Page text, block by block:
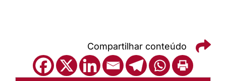
Compartilhar conteúdo